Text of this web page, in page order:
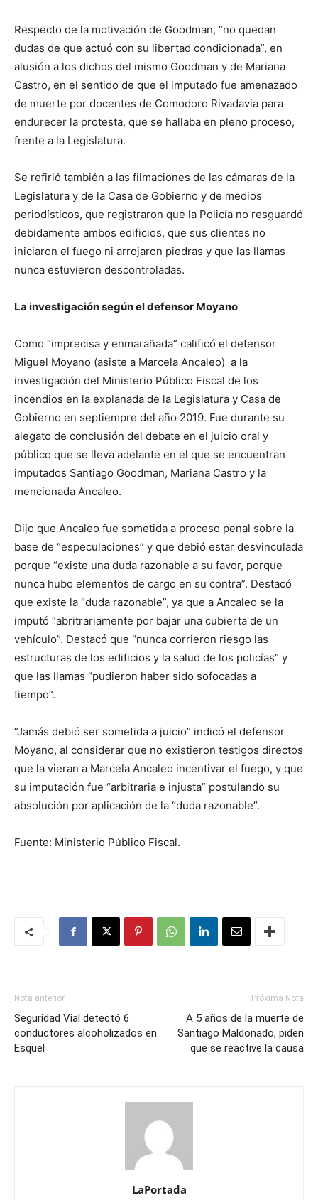
Respecto de la motivación de Goodman, “no quedan
dudas de que actuó con su libertad condicionada”, en
alusión a los dichos del mismo Goodman y de Mariana
Castro, en el sentido de que el imputado fue amenazado
de muerte por docentes de Comodoro Rivadavia para
endurecer la protesta, que se hallaba en pleno proceso,
frente a la Legislatura.
Se refirió también a las filmaciones de las cámaras de la
Legislatura y de la Casa de Gobierno y de medios
periodísticos, que registraron que la Policía no resguardó
debidamente ambos edificios, que sus clientes no
iniciaron el fuego ni arrojaron piedras y que las llamas
nunca estuvieron descontroladas.
La investigación según el defensor Moyano
Como “imprecisa y enmarañada” calificó el defensor
Miguel Moyano (asiste a Marcela Ancaleo) a la
investigación del Ministerio Público Fiscal de los
incendios en la explanada de la Legislatura y Casa de
Gobierno en septiempre del año 2019. Fue durante su
alegato de conclusión del debate en el juicio oral y
público que se lleva adelante en el que se encuentran
imputados Santiago Goodman, Mariana Castro y la
mencionada Ancaleo.
Dijo que Ancaleo fue sometida a proceso penal sobre la
base de “especulaciones” y que debió estar desvinculada
porque “existe una duda razonable a su favor, porque
nunca hubo elementos de cargo en su contra”. Destacó
que existe la “duda razonable”, ya que a Ancaleo se la
imputó “abritrariamente por bajar una cubierta de un
vehículo”. Destacó que “nunca corrieron riesgo las
estructuras de los edificios y la salud de los policías” y
que las llamas “pudieron haber sido sofocadas a
tiempo”.
“Jamás debió ser sometida a juicio” indicó el defensor
Moyano, al considerar que no existieron testigos directos
que la vieran a Marcela Ancaleo incentivar el fuego, y que
su imputación fue “arbitraria e injusta” postulando su
absolución por aplicación de la “duda razonable”.
Fuente: Ministerio Público Fiscal.
Nota anterior
Seguridad Vial detectó 6
conductores alcoholizados en
Esquel
Próxima Nota
A 5 años de la muerte de
Santiago Maldonado, piden
que se reactive la causa
LaPortada